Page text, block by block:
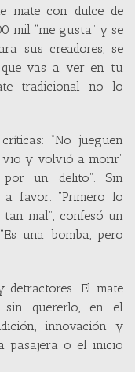
mate con dulce de
mil “me gusta” y se
sus creadores, se
que vas a ver en tu
tradicional no lo
“No jueguen
vio y volvió a morir”
un delito”. Sin
a favor. “Primero lo
mal”, confesó un
una bomba, pero
detractores. El mate
quererlo, en el
innovación y
pasajera o el inicio